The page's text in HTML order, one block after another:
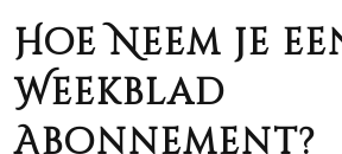
Hoe Neem je
Weekblad
Abonnement?